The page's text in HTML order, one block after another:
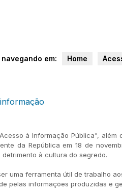
em: Home
à Informação Pública", além
da República em 18 de
detrimento à cultura do segredo.
uma ferramenta útil de trabalho
pelas informações produzidas e